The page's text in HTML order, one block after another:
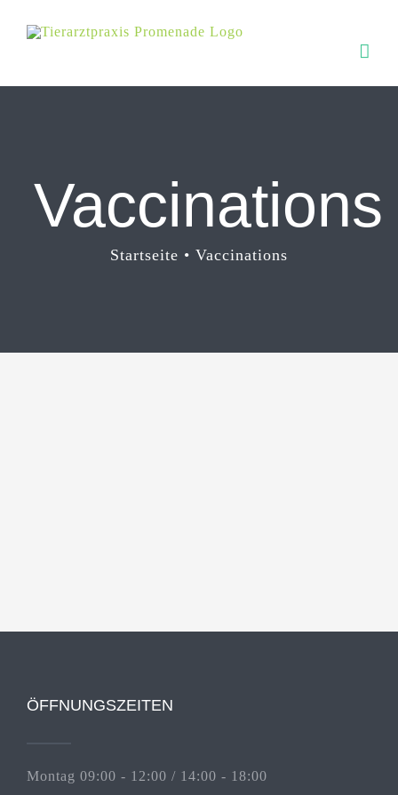
Inhalt
Vaccinations
Startseite Vaccinations
ÖFFNUNGSZEITEN
Montag 09:00 - 12:00 / 14:00 - 18:00